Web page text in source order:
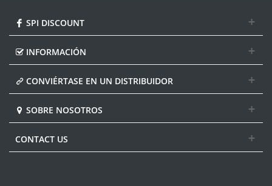
SPI DISCOUNT
INFORMACIÓN
CONVIÉRTASE EN UN DISTRIBUIDOR
SOBRE NOSOTROS
CONTACT US